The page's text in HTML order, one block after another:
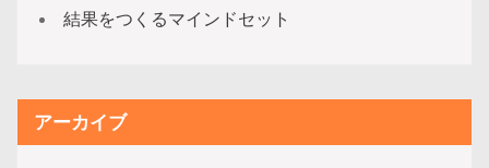
結果をつくるマインドセット
アーカイブ